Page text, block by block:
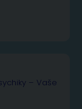
– Vaše